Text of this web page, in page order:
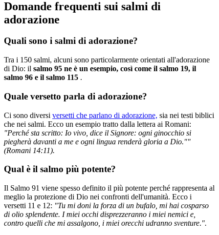
Domande frequenti sui salmi di
adorazione
Quali sono i salmi di adorazione?
Tra i 150 salmi, alcuni sono particolarmente orientati all'adorazione
di Dio: il salmo 95 ne è un esempio, così come il salmo 19, il
salmo 96 e il salmo 115 .
Quale versetto parla di adorazione?
Ci sono diversi versetti che parlano di adorazione, sia nei testi biblici
che nei salmi. Ecco un esempio tratto dalla lettera ai Romani:
"Perché sta scritto: Io vivo, dice il Signore: ogni ginocchio si
piegherà davanti a me e ogni lingua renderà gloria a Dio.""
(Romani 14:11).
Qual è il salmo più potente?
Il Salmo 91 viene spesso definito il più potente perché rappresenta al
meglio la protezione di Dio nei confronti dell'umanità. Ecco i
versetti 11 e 12: "Tu mi doni la forza di un bufalo, mi hai cosparso
di olio splendente. I miei occhi disprezzeranno i miei nemici e,
contro quelli che mi assalgono, i miei orecchi udranno sventure.".